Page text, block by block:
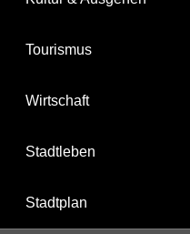
Tourismus
Wirtschaft
Stadtleben
Stadtplan